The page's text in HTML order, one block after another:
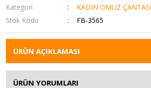
Kategori
KADIN OMUZ ÇANTASI
Stok Kodu
FB-3565
ÜRÜN AÇIKLAMASI
ÜRÜN YORUMLARI